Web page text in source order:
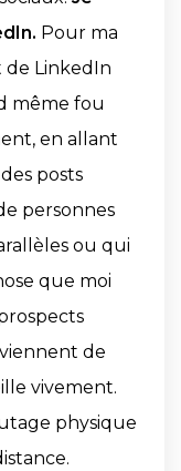
Pour ma
de LinkedIn
même fou
en allant
posts
personnes
ou qui
que moi
de
vivement.
physique